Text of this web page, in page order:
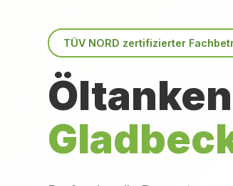
TÜV NORD zertifizierter